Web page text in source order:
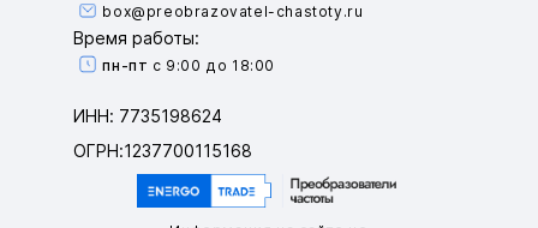
box@preobrazovatel-chastoty.ru
Время работы:
пн-пт с 9:00 до 18:00
ИНН: 7735198624
ОГРН:1237700115168